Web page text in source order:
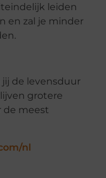
leiden
en zal je minder
de levensduur
grotere
de meest
nl